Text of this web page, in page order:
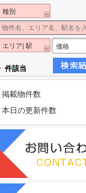
種別
エリア| 駅 価格
件該当
掲載物件数
本日の更新件数